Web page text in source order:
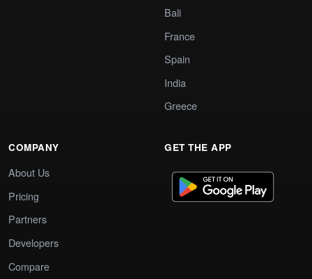
Bali
France
Spain
India
Greece
COMPANY
About Us
Pricing
Partners
Developers
Compare
GET THE APP